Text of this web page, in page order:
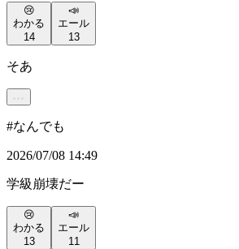
😢
わかる
14
📣
エール
13
そあ
#なんでも
2026/07/08 14:49
学級崩壊だー
😢
わかる
13
📣
エール
11